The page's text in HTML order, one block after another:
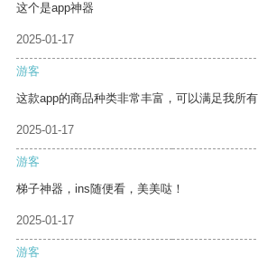
这个是app神器
2025-01-17
游客
这款app的商品种类非常丰富，可以满足我所有
2025-01-17
游客
梯子神器，ins随便看，美美哒！
2025-01-17
游客